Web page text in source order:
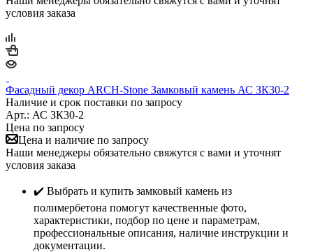
условия заказа
Фасадный декор ARCH-Stone Замковый камень АС ЗК30-2
Наличие и срок поставки по запросу
Арт.: АС ЗК30-2
Цена по запросу
Цена и наличие по запросу
Наши менеджеры обязательно свяжутся с вами и уточнят
условия заказа
✔️ Выбрать и купить замковый камень из
полимербетона помогут качественные фото,
характеристики, подбор по цене и параметрам,
профессиональные описания, наличие инструкции и
документации.